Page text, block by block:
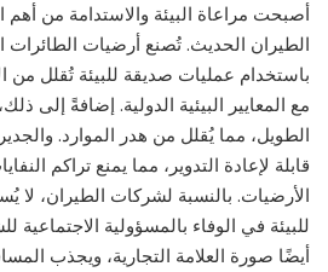
أصبحت مراعاة البيئة والاستدامة من
باستخدام عمليات صديقة للبيئة تُقلل من
قابلة لإعادة التدوير، مما يمنع تراكم
الأرضيات. بالنسبة لشركات الطيران، لا
للبيئة في الوفاء بالمسؤولية
أيضًا صورة العلامة التجارية، ويجذب